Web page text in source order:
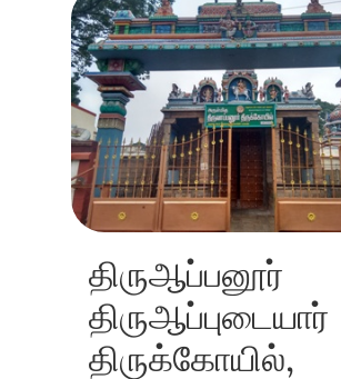
திருஆப்பனூர்
திருஆப்புடையார்
திருக்கோயில்,